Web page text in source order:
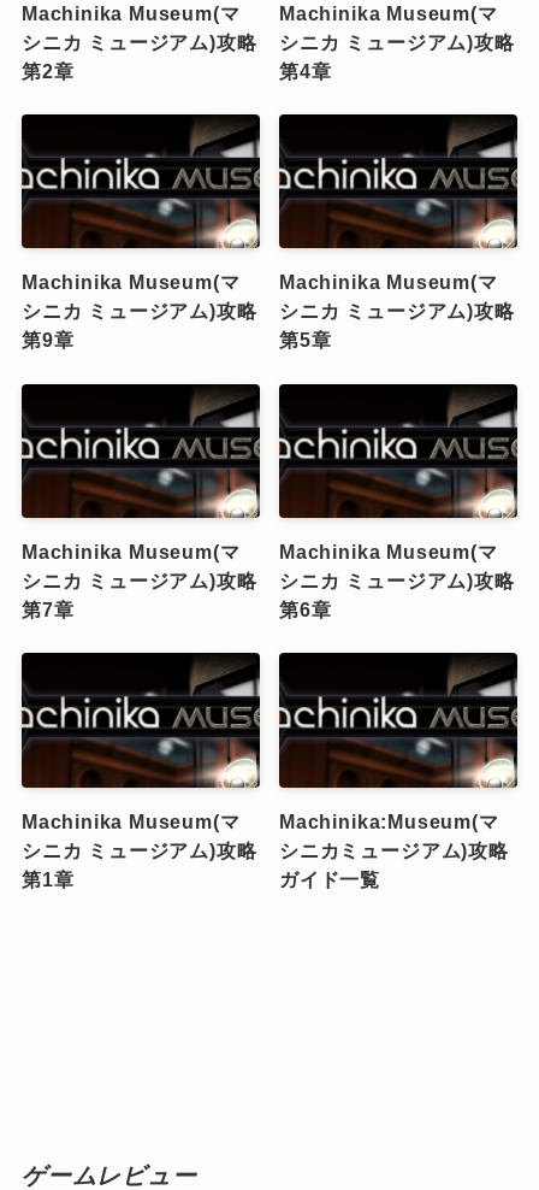
Machinika Museum(マ
シニカ ミュージアム)攻略
第2章
Machinika Museum(マ
シニカ ミュージアム)攻略
第4章
Machinika Museum(マ
シニカ ミュージアム)攻略
第9章
Machinika Museum(マ
シニカ ミュージアム)攻略
第5章
Machinika Museum(マ
シニカ ミュージアム)攻略
第7章
Machinika Museum(マ
シニカ ミュージアム)攻略
第6章
Machinika Museum(マ
シニカ ミュージアム)攻略
第1章
Machinika:Museum(マ
シニカミュージアム)攻略
ガイド一覧
ゲームレビュー